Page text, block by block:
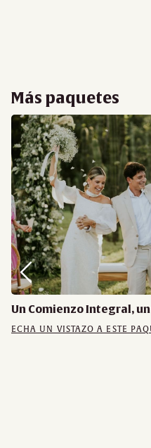
Más paquetes
Un Comienzo Integral,
ECHA UN VISTAZO A ESTE